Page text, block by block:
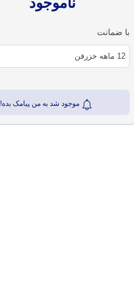
با ضمانت
موجود شد به من پیامک بده!